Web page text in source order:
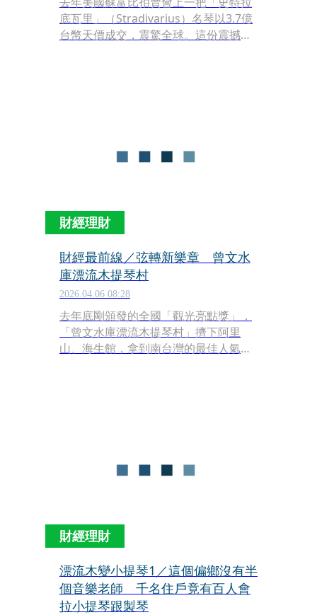
底瓦里」（Stradivarius）名琴以3.7億
台幣天價成交，震驚全球。這份震撼如
氣背後，藏著一個感人至深的約定。
財經理財
財經最前線／弦轉新樂章 曾文水
庫漂流木提琴村
2026.04.06 08:28
去年底剛頒發的全國「觀光亮點獎」，
「曾文水庫漂流木提琴村」擠下阿里
山、海生館，拿到南台灣的最佳人氣
財經理財
漂流木變小提琴1／這個偏鄉沒有半
個音樂老師 千名住戶竟有百人會
拉小提琴跟製琴